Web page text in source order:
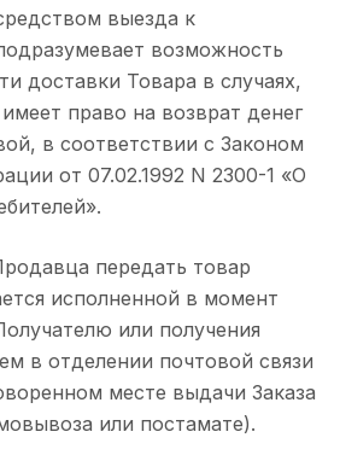
выезда к
возможность
доставки Товара в случаях,
право на возврат денег
в соответствии с Законом
от 07.02.1992 N 2300-1 «О
передать товар
исполненной в момент
или получения
в отделении почтовой связи
месте выдачи Заказа
или постамате).